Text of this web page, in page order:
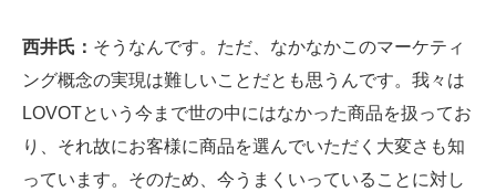
西井氏： そうなんです。ただ、なかなかこのマーケティ
ング概念の実現は難しいことだとも思うんです。我々は
LOVOTという今まで世の中にはなかった商品を扱ってお
り、それ故にお客様に商品を選んでいただく大変さも知
っています。そのため、今うまくいっていることに対し